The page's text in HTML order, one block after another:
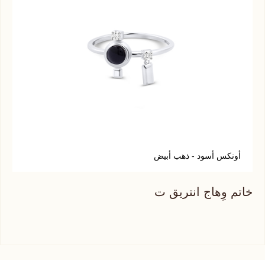
أونكس أسود - ذهب أبيض
خاتم وِهاج انتريق ت